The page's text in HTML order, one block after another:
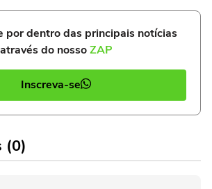
por dentro das principais notícias
através do nossoZAP
Inscreva-se
(0)